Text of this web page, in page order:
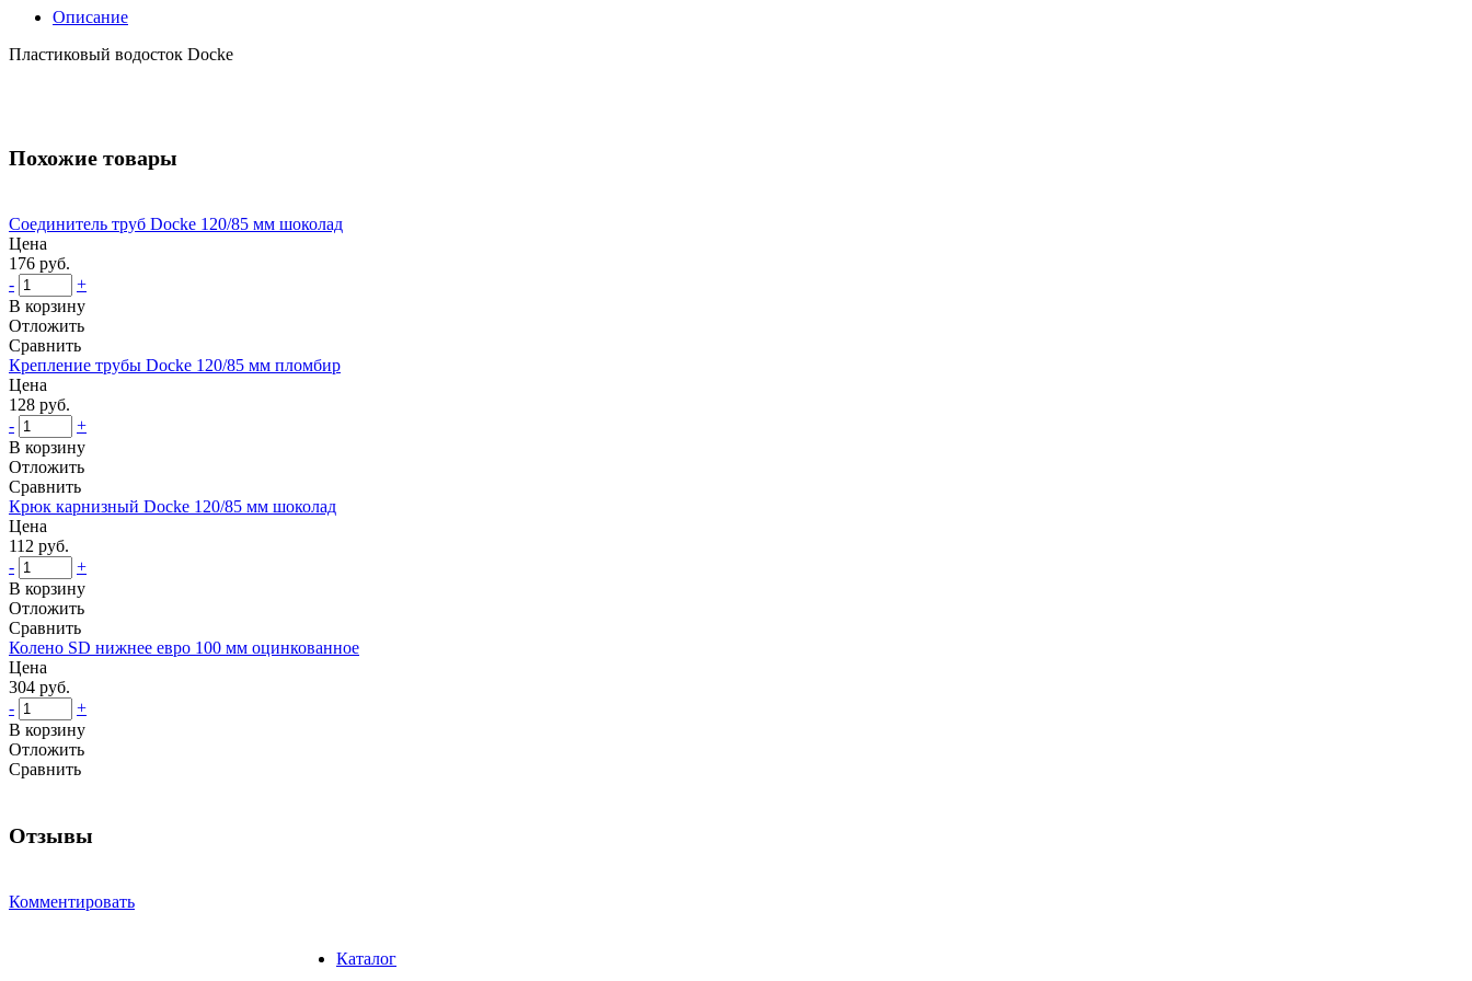
Описание
Пластиковый водосток Docke
Похожие товары
Соединитель труб Docke 120/85 мм шоколад
Цена
176 руб.
-
+
В корзину
Отложить
Сравнить
Крепление трубы Docke 120/85 мм пломбир
Цена
128 руб.
-
+
В корзину
Отложить
Сравнить
Крюк карнизный Docke 120/85 мм шоколад
Цена
112 руб.
-
+
В корзину
Отложить
Сравнить
Колено SD нижнее евро 100 мм оцинкованное
Цена
304 руб.
-
+
В корзину
Отложить
Сравнить
Отзывы
Комментировать
Каталог